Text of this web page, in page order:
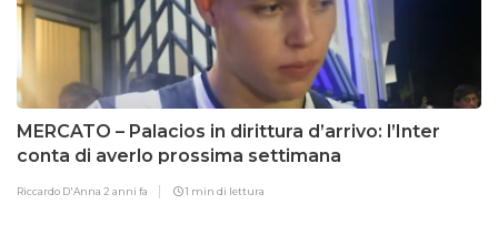
MERCATO – Palacios in dirittura d’arrivo: l’Inter
conta di averlo prossima settimana
Riccardo D'Anna 2 anni fa 1 min di lettura